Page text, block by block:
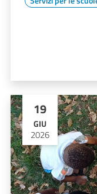
19
GIU
2026